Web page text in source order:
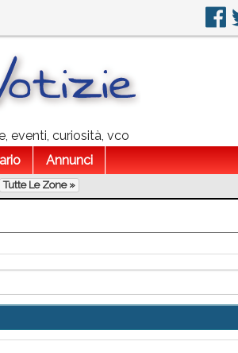
eventi, curiosità, vco
Annunci
Tutte Le Zone »